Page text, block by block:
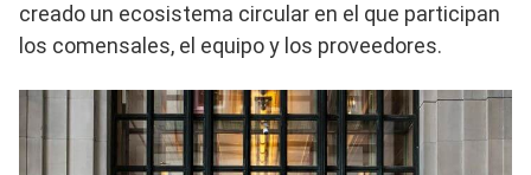
creado un ecosistema circular en el que participan
los comensales, el equipo y los proveedores.